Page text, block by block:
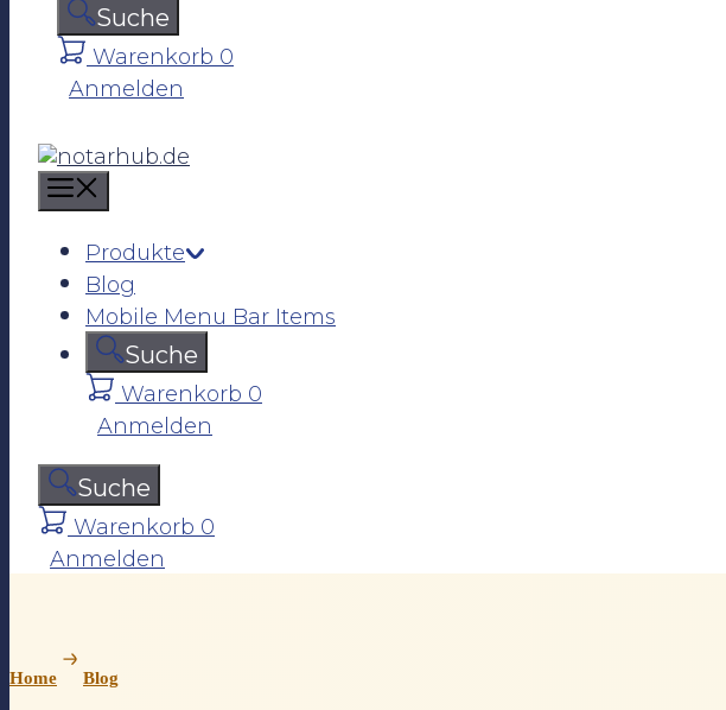
Suche
Warenkorb 0
Anmelden
e
n
u
Produkte
Blog
Mobile Menu Bar Items
Suche
Warenkorb 0
Anmelden
Suche
Warenkorb 0
Anmelden
Home Blog